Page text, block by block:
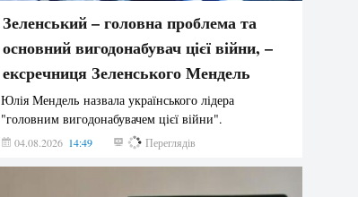
Зеленський – головна проблема та
основний вигодонабувач цієї війни, –
ексречниця Зеленського Мендель
Юлія Мендель назвала українського лідера
"головним вигодонабувачем цієї війни".
04.08.2026 14:49 147 Переглядів